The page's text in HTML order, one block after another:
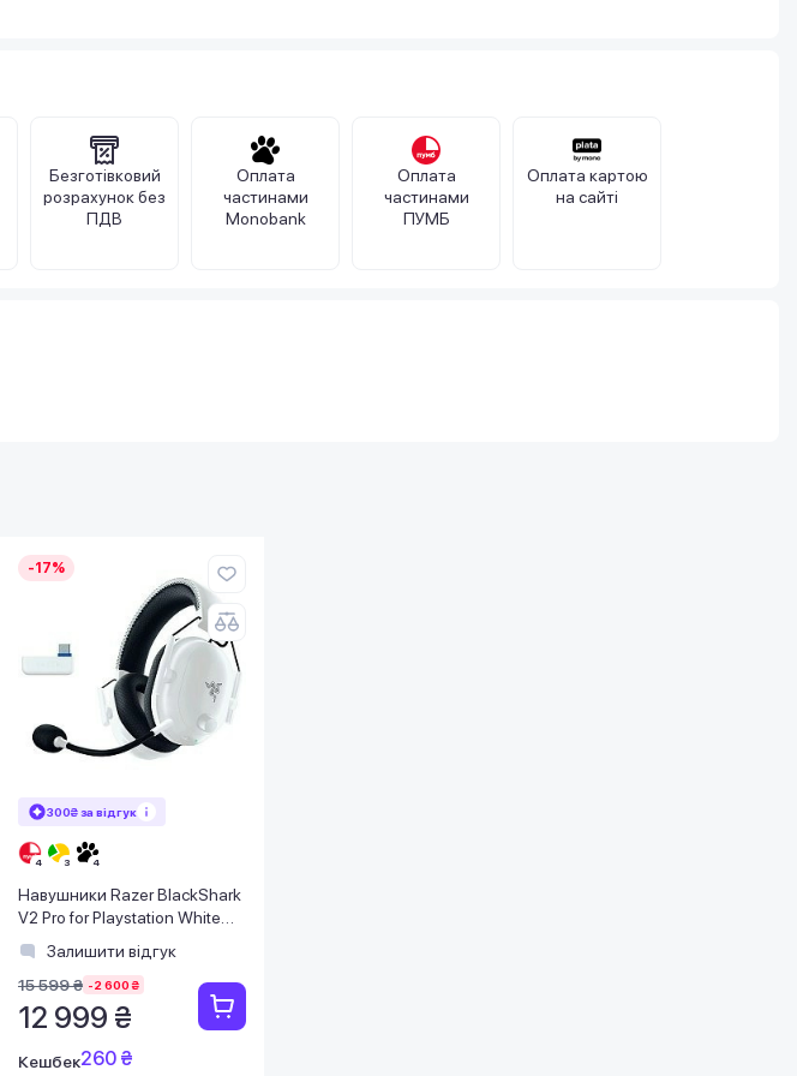
Безготівковий
розрахунок без
ПДВ
Оплата
частинами
Monobank
Оплата
частинами
ПУМБ
Оплата картою
на сайті
-17%
300₴ за відгук
Навушники Razer BlackShark
V2 Pro for Playstation White
(RZ04-04530600-R3G1)
Залишити відгук
15 599 ₴ -2 600 ₴
12 999 ₴
Кешбек260 ₴